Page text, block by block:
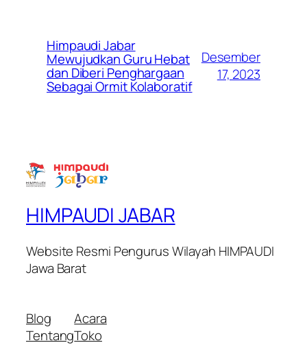
Himpaudi Jabar
Mewujudkan Guru Hebat
dan Diberi Penghargaan
Sebagai Ormit Kolaboratif
Desember
17, 2023
HIMPAUDI JABAR
Website Resmi Pengurus Wilayah HIMPAUDI
Jawa Barat
Blog
Tentang
Acara
Toko